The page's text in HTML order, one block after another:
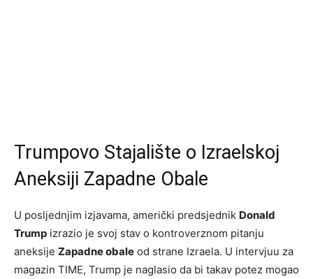
Trumpovo Stajalište o Izraelskoj
Aneksiji Zapadne Obale
U posljednjim izjavama, američki predsjednik Donald
Trump izrazio je svoj stav o kontroverznom pitanju
aneksije Zapadne obale od strane Izraela. U intervjuu za
magazin TIME, Trump je naglasio da bi takav potez mogao